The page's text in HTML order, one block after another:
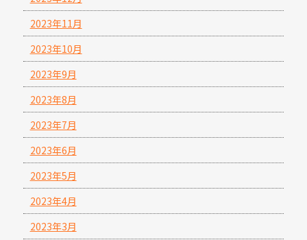
2023年11月
2023年10月
2023年9月
2023年8月
2023年7月
2023年6月
2023年5月
2023年4月
2023年3月